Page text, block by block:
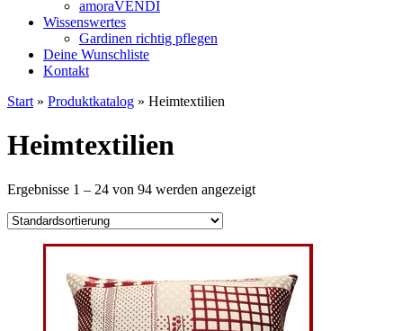
amoraVENDI
Wissenswertes
Gardinen richtig pflegen
Deine Wunschliste
Kontakt
Start » Produktkatalog » Heimtextilien
Heimtextilien
Ergebnisse 1 – 24 von 94 werden angezeigt